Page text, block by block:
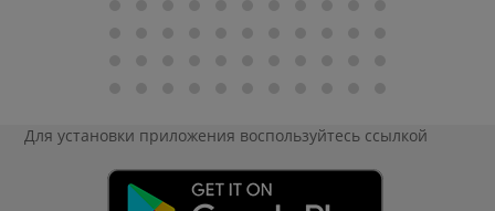
Для установки приложения воспользуйтесь ссылкой